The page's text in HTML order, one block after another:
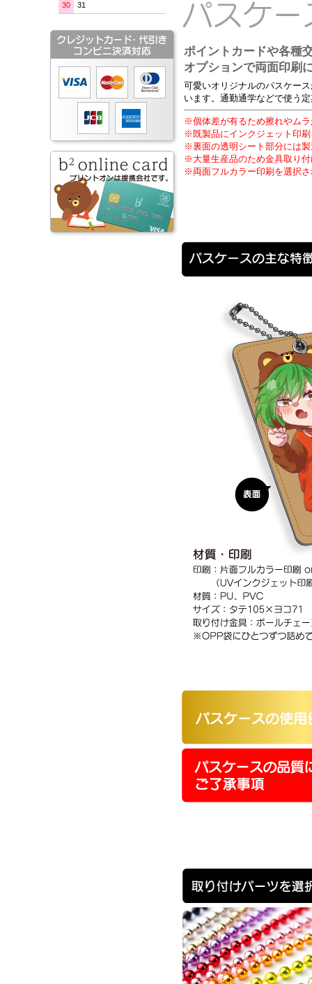
30 31
ポイントカードや各種
オプションで両面印刷
可愛いオリジナルのパスケー
います。通勤通学などで使う
※個体差が有るため擦れやム
※既製品にインクジェット印
※裏面の透明シート部分には
※大量生産品のため金具取り
※両面フルカラー印刷を選択